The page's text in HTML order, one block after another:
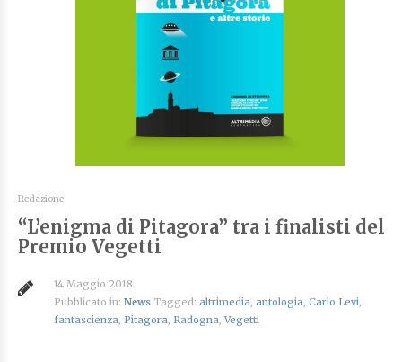
Redazione
“L’enigma di Pitagora” tra i finalisti del
Premio Vegetti
14 Maggio 2018
Pubblicato in: News Tagged: altrimedia, antologia, Carlo Levi,
fantascienza, Pitagora, Radogna, Vegetti